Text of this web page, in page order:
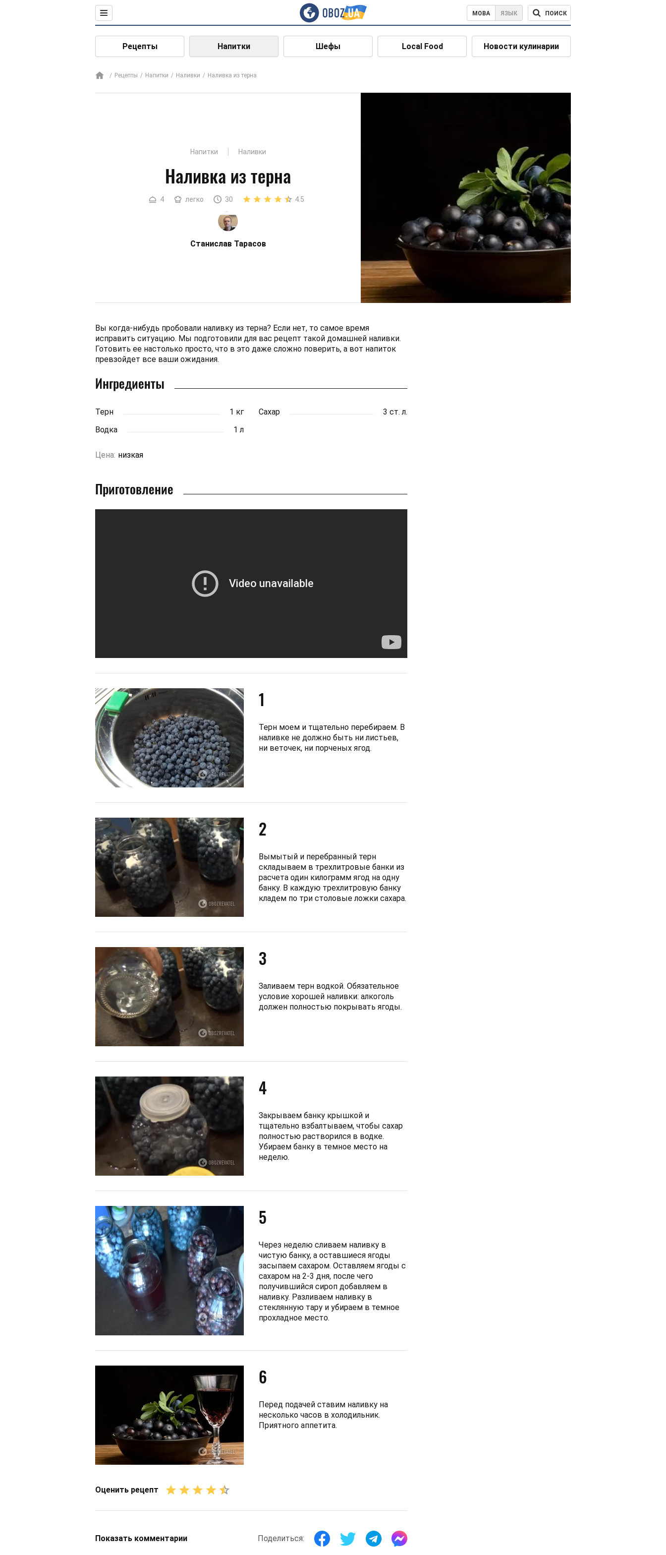
МОВА ЯЗЫК ПОИСК
Рецепты Напитки Шефы Local Food Новости кулинарии
Рецепты Напитки Наливки Наливка из терна
Напитки Наливки
Наливка из терна
4 легко 30 4.5
Станислав Тарасов
Вы когда-нибудь пробовали наливку из терна? Если нет, то самое время
исправить ситуацию. Мы подготовили для вас рецепт такой домашней наливки.
Готовить ее настолько просто, что в это даже сложно поверить, а вот напиток
превзойдет все ваши ожидания.
Ингредиенты
Терн 1 кг Сахар
3 ст. л.
Водка
1 л
Цена: низкая
Приготовление
1
Терн моем и тщательно перебираем. В
наливке не должно быть ни листьев,
ни веточек, ни порченых ягод.
2
Вымытый и перебранный терн
складываем в трехлитровые банки из
расчета один килограмм ягод на одну
банку. В каждую трехлитровую банку
кладем по три столовые ложки сахара.
3
Заливаем терн водкой. Обязательное
условие хорошей наливки: алкоголь
должен полностью покрывать ягоды.
4
Закрываем банку крышкой и
тщательно взбалтываем, чтобы сахар
полностью растворился в водке.
Убираем банку в темное место на
неделю.
5
Через неделю сливаем наливку в
чистую банку, а оставшиеся ягоды
засыпаем сахаром. Оставляем ягоды с
сахаром на 2-3 дня, после чего
получившийся сироп добавляем в
наливку. Разливаем наливку в
стеклянную тару и убираем в темное
прохладное место.
6
Перед подачей ставим наливку на
несколько часов в холодильник.
Приятного аппетита.
Оценить рецепт
Показать комментарии Поделиться: